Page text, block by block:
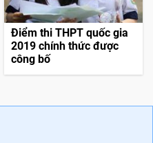
Điểm thi THPT quốc gia
2019 chính thức được
công bố